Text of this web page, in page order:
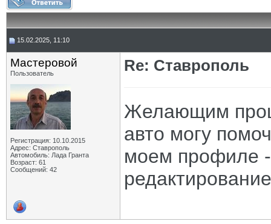
15.02.2025, 11:10
Мастеровой
Пользователь
Регистрация: 10.10.2015
Адрес: Ставрополь
Автомобиль: Лада Гранта
Возраст: 61
Сообщений: 42
Re: Ставрополь
Желающим
авто могу
моем профиле -